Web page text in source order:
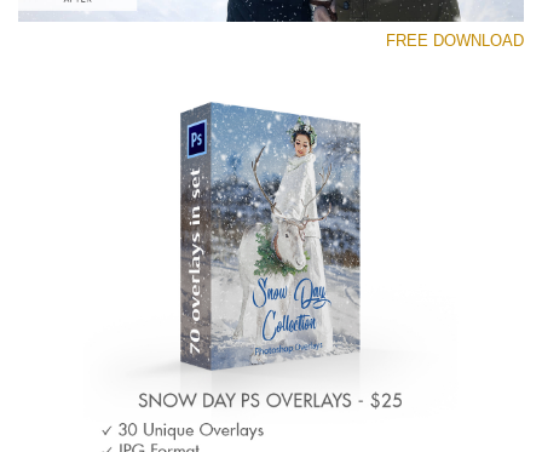
Luxury Wedding
Large 6000*4000px
تنزيل مجاني
FREE DOWNLOAD